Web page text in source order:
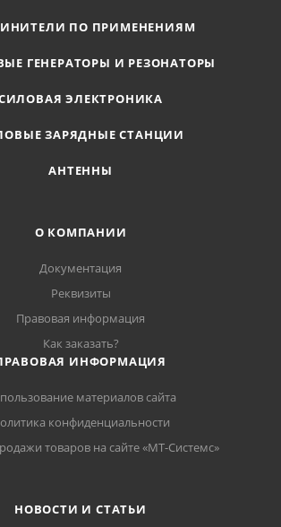
ПО ПРИМЕНЕНИЯМ
ГЕНЕРАТОРЫ И РЕЗОНАТОРЫ
ЭЛЕКТРОНИКА
ЗАРЯДНЫЕ СТАНЦИИ
АНТЕННЫ
О КОМПАНИИ
Документация
Реквизиты
Правовая информация
Как заказать?
ИНФОРМАЦИЯ
материалов сайта
конфиденциальности
товаров на сайте «МТ-Системс»
НОВОСТИ И СТАТЬИ